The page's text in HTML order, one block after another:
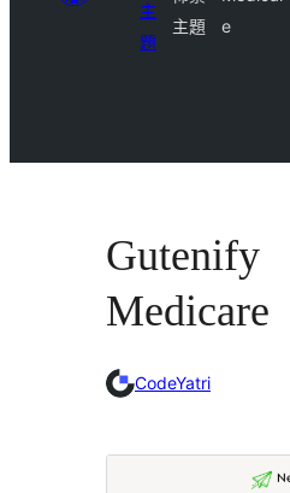
主
題
主題
e
Gutenify
Medicare
CodeYatri